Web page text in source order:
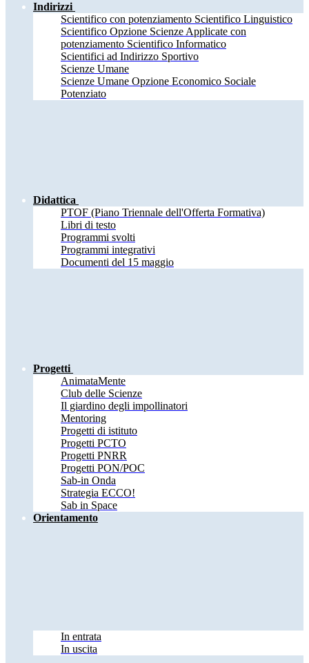
Indirizzi
Scientifico con potenziamento Scientifico Linguistico
Scientifico Opzione Scienze Applicate con
potenziamento Scientifico Informatico
Scientifici ad Indirizzo Sportivo
Scienze Umane
Scienze Umane Opzione Economico Sociale
Potenziato
Didattica
PTOF (Piano Triennale dell'Offerta Formativa)
Libri di testo
Programmi svolti
Programmi integrativi
Documenti del 15 maggio
Progetti
AnimataMente
Club delle Scienze
Il giardino degli impollinatori
Mentoring
Progetti di istituto
Progetti PCTO
Progetti PNRR
Progetti PON/POC
Sab-in Onda
Strategia ECCO!
Sab in Space
Orientamento
In entrata
In uscita